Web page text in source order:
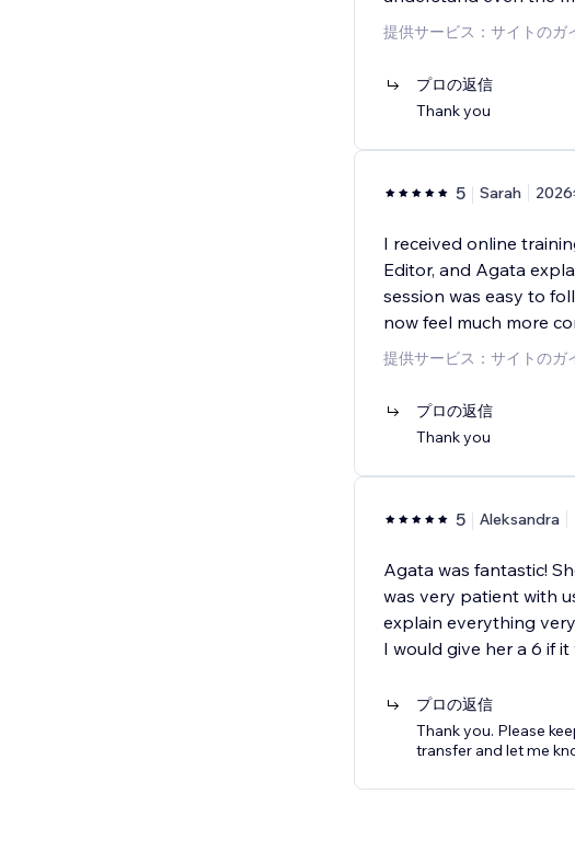
提供サービス：サイトのガ
プロの返信
Thank you
5 Sarah
I received online
Editor, and Agata
session was easy to
now feel much more
提供サービス：サイトのガ
プロの返信
Thank you
5 Aleksandra
Agata was fantastic!
was very patient with
explain everything
I would give her a 6 if
プロの返信
Thank you. Please
transfer and let me